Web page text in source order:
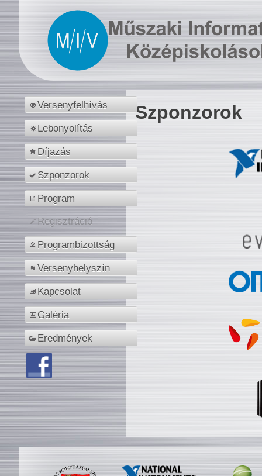
Versenyfelhívás
Lebonyolítás
Díjazás
Szponzorok
Program
Regisztráció
Programbizottság
Versenyhelyszín
Kapcsolat
Galéria
Eredmények
Szponzorok